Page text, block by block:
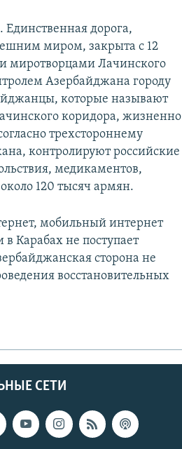
дорога,
миром, закрыта с 12
миротворцами Лачинского
Азербайджана городу
которые называют
коридора, жизненно
трехстороннему
контролируют российские
медикаментов,
120 тысяч армян.
мобильный интернет
Карабах не поступает
сторона не
восстановительных
СЕТИ